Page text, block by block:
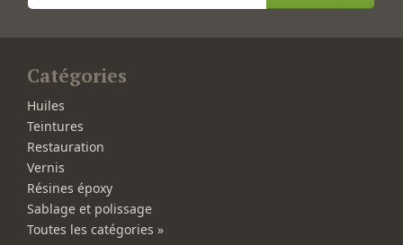
Catégories
Huiles
Teintures
Restauration
Vernis
Résines époxy
Sablage et polissage
Toutes les catégories »